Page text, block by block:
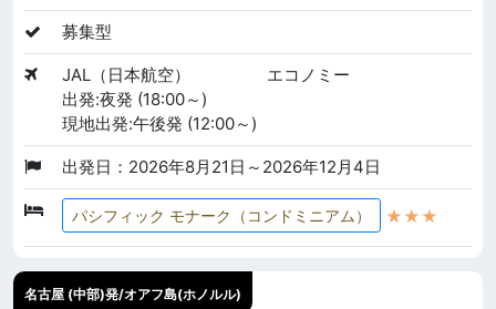
募集型
JAL（日本航空）
エコノミー
出発:夜発 (18:00～)
現地出発:午後発 (12:00～)
出発日：2026年8月21日～2026年12月4日
パシフィック モナーク（コンドミニアム） ★★★
名古屋 (中部)発/オアフ島(ホノルル)